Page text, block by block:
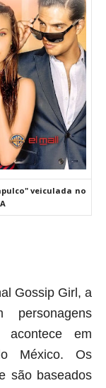
veiculada no
Gossip Girl, a
personagens
em
México. Os
são baseados